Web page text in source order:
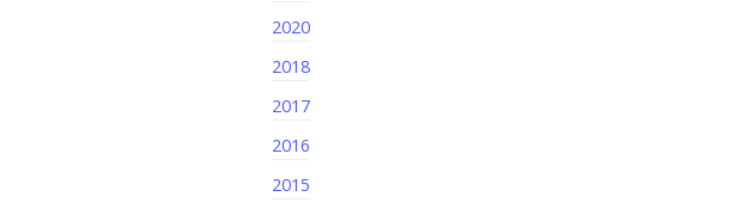
2020
2018
2017
2016
2015